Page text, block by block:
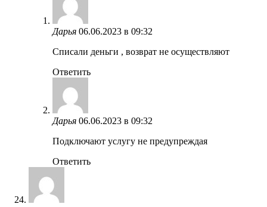
Дарья 06.06.2023 в 09:32
Списали деньги , возврат не осуществляют
Ответить
Дарья 06.06.2023 в 09:32
Подключают услугу не предупреждая
Ответить